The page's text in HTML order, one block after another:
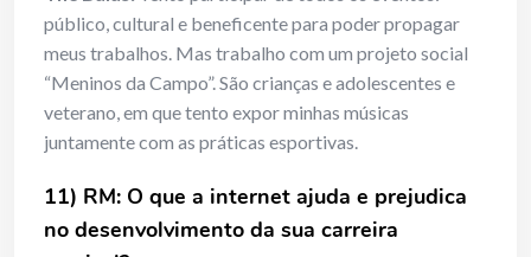
público, cultural e beneficente para poder propagar
meus trabalhos. Mas trabalho com um projeto social
“Meninos da Campo”. São crianças e adolescentes e
veterano, em que tento expor minhas músicas
juntamente com as práticas esportivas.
11) RM: O que a internet ajuda e prejudica
no desenvolvimento da sua carreira